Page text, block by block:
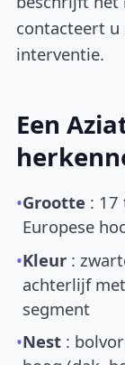
contacteert
interventie.
Een
•Grootte : 17
Europese
•Kleur :
achterlijf
segment
•Nest :